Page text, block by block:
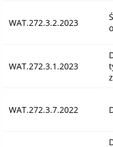
WAT.272.3.2.2023
WAT.272.3.1.2023
WAT.272.3.7.2022